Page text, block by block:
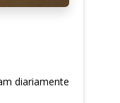
diariamente